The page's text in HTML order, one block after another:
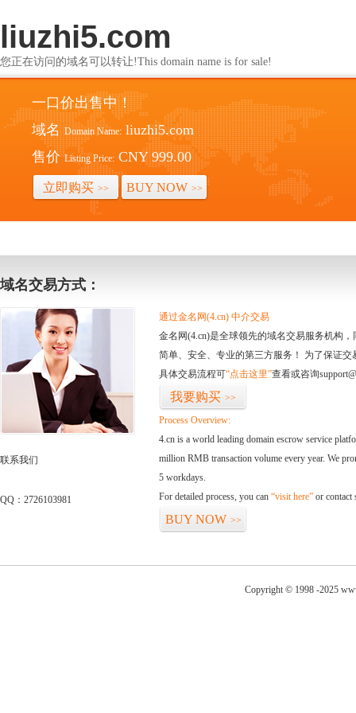
liuzhi5.com
您正在访问的域名可以转让!This domain name is for sale!
一口价出售中！
域名 Domain Name: liuzhi5.com
售价 Listing Price: CNY 999.00
立即购买 >> BUY NOW >>
域名交易方式：
联系我们
QQ：2726103981
通过金名网(4.cn) 中介交易
金名网(4.cn)是全球领先的域名交易服务机构
简单、安全、专业的第三方服务！ 为了保证
具体交易流程可“点击这里”查看或咨询
我要购买 >>
Process Overview:
4.cn is a world leading domain escrow service
million RMB transaction volume every year. We
5 workdays.
For detailed process, you can “visit here” or contact
BUY NOW >>
Copyright © 1998 -2025